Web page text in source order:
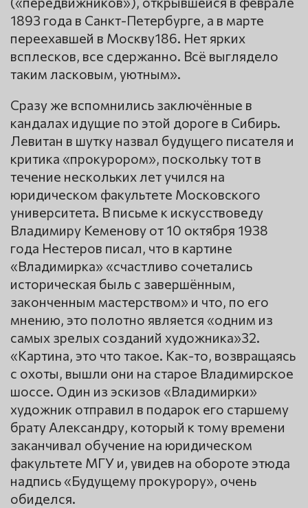
1893 года в Санкт-Петербурге, а в марте
переехавшей в Москву186. Нет ярких
всплесков, все сдержанно. Всё выглядело
таким ласковым, уютным».
Сразу же вспомнились заключённые в
кандалах идущие по этой дороге в Сибирь.
Левитан в шутку назвал будущего писателя и
критика «прокурором», поскольку тот в
течение нескольких лет учился на
юридическом факультете Московского
университета. В письме к искусствоведу
Владимиру Кеменову от 10 октября 1938
года Нестеров писал, что в картине
«Владимирка» «счастливо сочетались
историческая быль с завершённым,
законченным мастерством» и что, по его
мнению, это полотно является «одним из
самых зрелых созданий художника»32.
«Картина, это что такое. Как-то, возвращаясь
с охоты, вышли они на старое Владимирское
шоссе. Один из эскизов «Владимирки»
художник отправил в подарок его старшему
брату Александру, который к тому времени
заканчивал обучение на юридическом
факультете МГУ и, увидев на обороте этюда
надпись «Будущему прокурору», очень
обиделся.